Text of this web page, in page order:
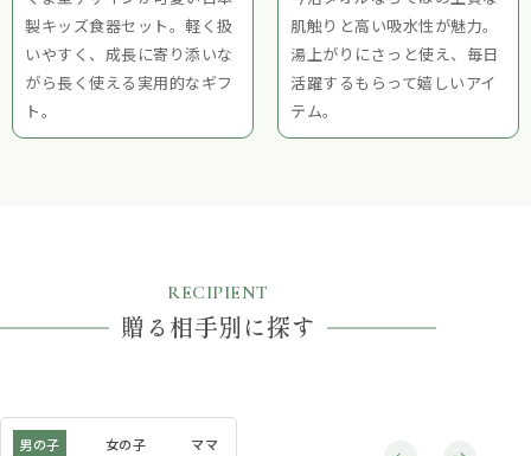
製キッズ食器セット。軽く扱
いやすく、成長に寄り添いな
がら長く使える実用的なギフ
ト。
肌触りと高い吸水性が魅力。
湯上がりにさっと使え、毎日
活躍するもらって嬉しいアイ
テム。
RECIPIENT
贈る相手別に探す
男の子 女の子 ママ